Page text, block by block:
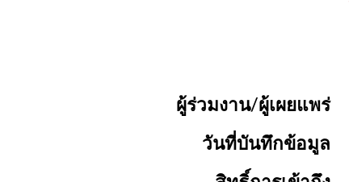
ผู้ร่วมงาน/ผู้เผยแพร่
วันที่บันทึกข้อมูล